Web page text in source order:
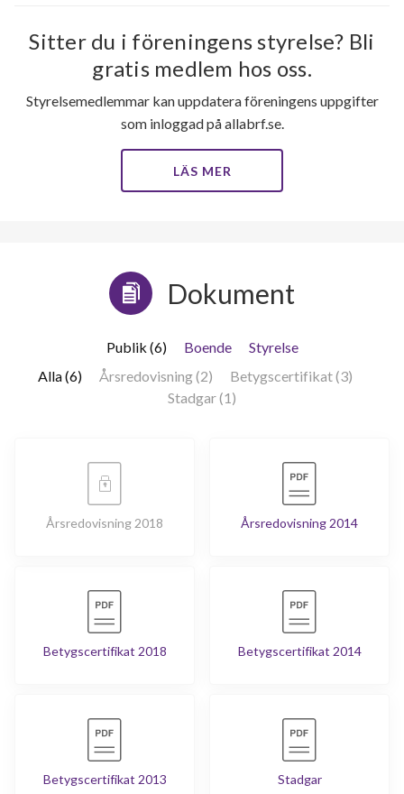
22
Sitter du i föreningens styrelse? Bli
gratis medlem hos oss.
Styrelsemedlemmar kan uppdatera föreningens uppgifter
som inloggad på allabrf.se.
LÄS MER
Dokument
Publik (6) Boende
Styrelse
Alla (6)
Årsredovisning (2)
Betygscertifikat (3)
Stadgar (1)
Årsredovisning 2018 Årsredovisning 2014
Betygscertifikat 2018 Betygscertifikat 2014
Betygscertifikat 2013 Stadgar